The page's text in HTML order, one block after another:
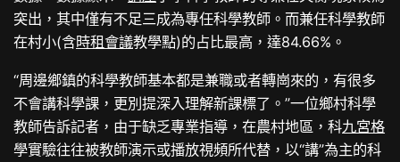
突出，其中僅有不足三成為專任科學教師。而兼任科學教師
在村小(含時租會議教學點)的占比最高，達84.66%。
“周邊鄉鎮的科學教師基本都是兼職或者轉崗來的，有很多
不會講科學課，更別提深入理解新課標了。”一位鄉村科學
教師告訴記者，由于缺乏專業指導，在農村地區，科九宮格
學實驗往往被教師演示或播放視頻所代替，以“講”為主的科